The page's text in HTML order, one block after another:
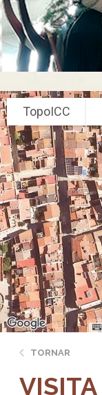
TopoICC
TORNAR
VISITA